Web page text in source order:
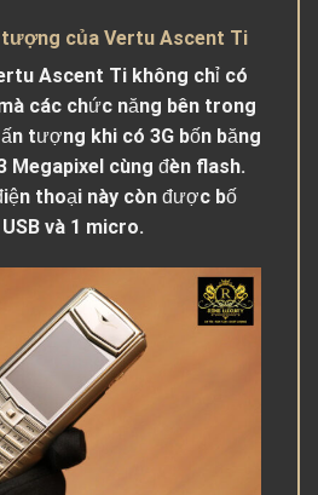
tượng của Vertu Ascent Ti
Ascent Ti không chỉ có
các chức năng bên trong
tượng khi có 3G bốn băng
Megapixel cùng đèn flash.
thoại này còn được bố
và 1 micro.